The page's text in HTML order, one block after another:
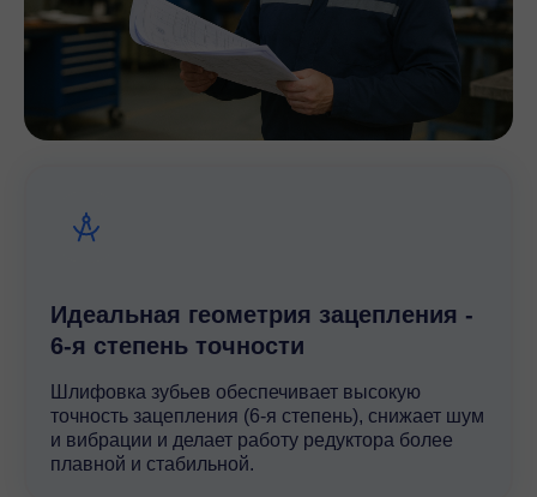
Идеальная геометрия зацепления -
6-я степень точности
Шлифовка зубьев обеспечивает высокую
точность зацепления (6-я степень), снижает шум
и вибрации и делает работу редуктора более
плавной и стабильной.